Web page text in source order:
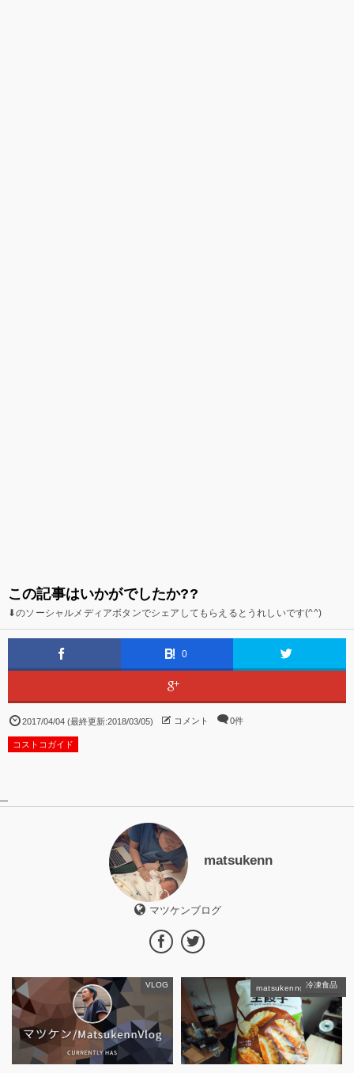
この記事はいかがでしたか??
⬇のソーシャルメディアボタンでシェアしてもらえるとうれしいです(^^)
0
2017/04/04 (最終更新:2018/03/05) コメント 0件
コストコガイド
matsukenn
マツケンブログ
VLOG 冷凍食品
matsukennの記事一覧